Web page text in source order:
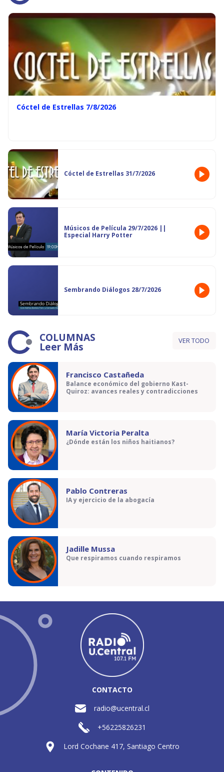
Cóctel de Estrellas 7/8/2026
Cóctel de Estrellas 31/7/2026
Músicos de Película 29/7/2026 ||
Especial Harry Potter
Sembrando Diálogos 28/7/2026
COLUMNAS
Leer Más VER TODO
Francisco Castañeda
Balance económico del gobierno Kast-
Quiroz: avances reales y contradicciones
María Victoria Peralta
¿Dónde están los niños haitianos?
Pablo Contreras
IA y ejercicio de la abogacía
Jadille Mussa
Que respiramos cuando respiramos
CONTACTO
radio@ucentral.cl
+56225826231
Lord Cochane 417, Santiago Centro